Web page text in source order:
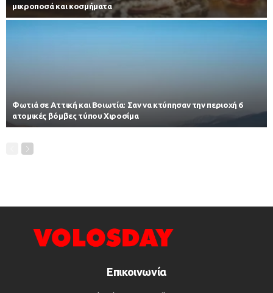
μικροποσά και κοσμήματα
Φωτιά σε Αττική και Βοιωτία: Σαν να κτύπησαν την περιοχή 6
ατομικές βόμβες τύπου Χιροσίμα
Επικοινωνία